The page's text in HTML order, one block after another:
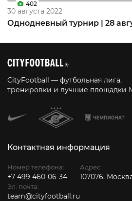
402
30 августа 2022
Однодневный турнир | 28
CityFootball — футбольная лига,
тренировки и лучшие площадки
Контактная информация
Номер телефона:
+7 499 460-06-34
Эл. почта:
team@cityfootball.ru
Адрес:
107076,